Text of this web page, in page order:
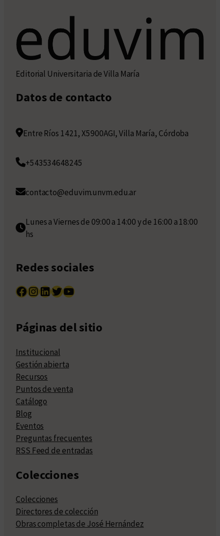
Editorial Universitaria de Villa María
Datos de contacto
Entre Ríos 1421, X5900AGI, Villa María, Córdoba
+543534648245
contacto@eduvim.unvm.edu.ar
Lunes a Viernes de 09:00 a 14:00 y de 16:00 a 18:00
hs
Redes sociales
Facebook InstagramLinkedIn Twitter YouTube
Páginas del sitio
Institucional
Gestión abierta
Recursos
Puntos de venta
Catálogo
Blog
Eventos
Preguntas frecuentes
RSS Feed de entradas
Colecciones
Colecciones
Directores de colección
Obras completas de José Hernández